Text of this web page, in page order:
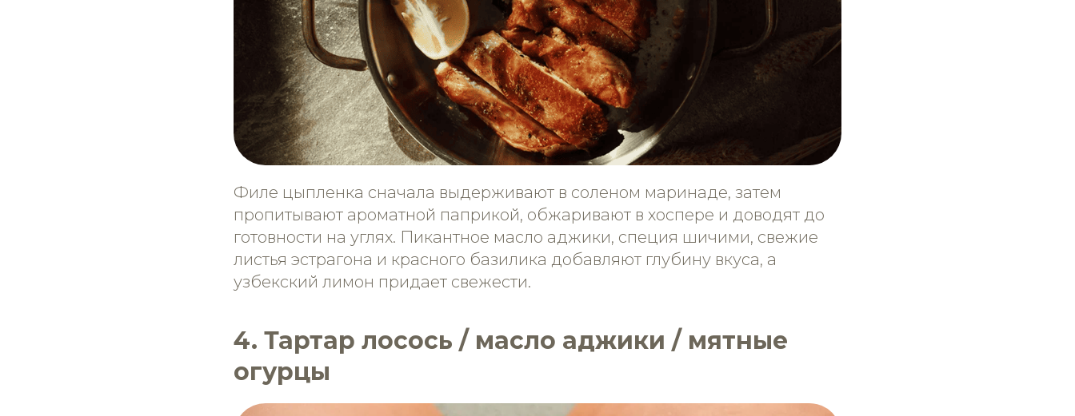
Филе цыпленка сначала выдерживают в соленом маринаде, затем
пропитывают ароматной паприкой, обжаривают в хоспере и доводят до
готовности на углях. Пикантное масло аджики, специя шичими, свежие
листья эстрагона и красного базилика добавляют глубину вкуса, а
узбекский лимон придает свежести.
4. Тартар лосось / масло аджики / мятные
огурцы